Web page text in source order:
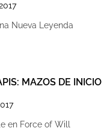
Nueva Leyenda
MAZOS DE INICIO
en Force of Will